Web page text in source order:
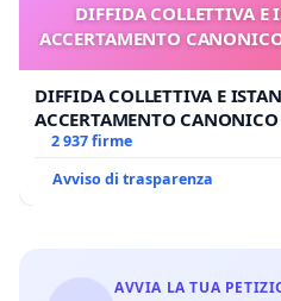
DIFFIDA COLLETTIVA E
ACCERTAMENTO
DIFFIDA COLLETTIVA E
ACCERTAMENTO
2 937 firme
Avviso di trasparenza
AVVIA LA TUA